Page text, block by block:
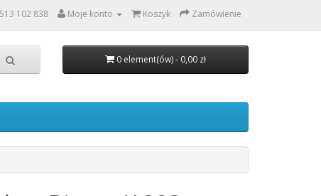
513 102 838 Moje konto Koszyk Zamówienie
0 element(ów) - 0,00 zł